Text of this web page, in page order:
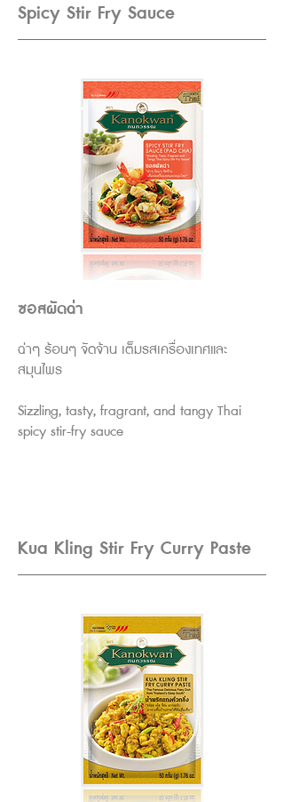
Spicy Stir Fry Sauce
ซอสผัดฉ่า
ฉ่าๆ ร้อนๆ จัดจ้าน เต็มรสเครื่องเทศและ
สมุนไพร
Sizzling, tasty, fragrant, and tangy Thai
spicy stir-fry sauce
Kua Kling Stir Fry Curry Paste